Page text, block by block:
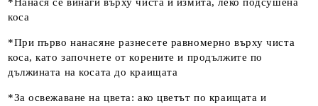
*Нанася се винаги върху чиста и измита, леко подсушена
коса
*При първо нанасяне разнесете равномерно върху чиста
коса, като започнете от корените и продължите по
дължината на косата до краищата
*За освежаване на цвета: ако цветът по краищата и